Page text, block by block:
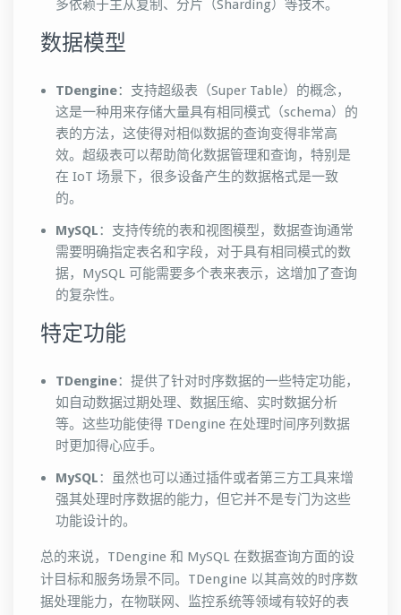
多依赖于主从复制、分片（Sharding）等技术。
数据模型
TDengine：支持超级表（Super Table）的概念，
这是一种用来存储大量具有相同模式（schema）的
表的方法，这使得对相似数据的查询变得非常高
效。超级表可以帮助简化数据管理和查询，特别是
在 IoT 场景下，很多设备产生的数据格式是一致
的。
MySQL：支持传统的表和视图模型，数据查询通常
需要明确指定表名和字段，对于具有相同模式的数
据，MySQL 可能需要多个表来表示，这增加了查询
的复杂性。
特定功能
TDengine：提供了针对时序数据的一些特定功能，
如自动数据过期处理、数据压缩、实时数据分析
等。这些功能使得 TDengine 在处理时间序列数据
时更加得心应手。
MySQL：虽然也可以通过插件或者第三方工具来增
强其处理时序数据的能力，但它并不是专门为这些
功能设计的。
总的来说，TDengine 和 MySQL 在数据查询方面的设
计目标和服务场景不同。TDengine 以其高效的时序数
据处理能力，在物联网、监控系统等领域有较好的表